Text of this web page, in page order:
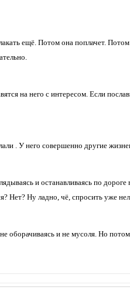
ещё. Потом она поплачет.
на него с интересом. Если
. У него совершенно другие
и останавливаясь по
Нет? Ну ладно, чё, спросить уже
оборачиваясь и не мусоля. Но